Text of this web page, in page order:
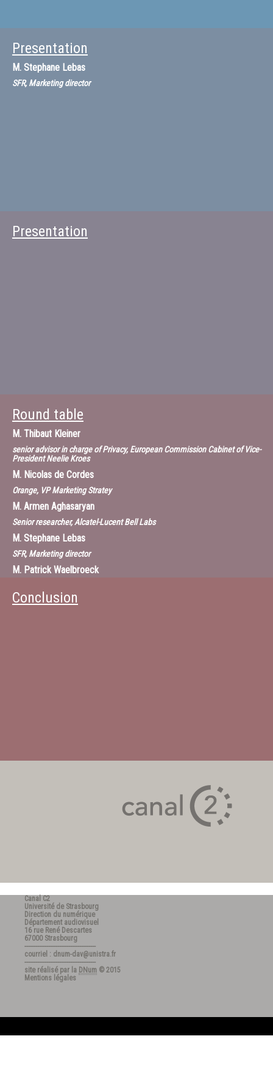
Presentation
M. Stephane Lebas
SFR, Marketing director
Presentation
Round table
M. Thibaut Kleiner
senior advisor in charge of Privacy, European Commission Cabinet of Vice-
President Neelie Kroes
M. Nicolas de Cordes
Orange, VP Marketing Stratey
M. Armen Aghasaryan
Senior researcher, Alcatel-Lucent Bell Labs
M. Stephane Lebas
SFR, Marketing director
M. Patrick Waelbroeck
“Valeurs et politiques des informations personnelles” à l’Institut Mines-
Télécom
Conclusion
Canal C2
Université de Strasbourg
Direction du numérique
Département audiovisuel
16 rue René Descartes
67000 Strasbourg
---------------------------------------
courriel : dnum-dav@unistra.fr
---------------------------------------
site réalisé par la DNum © 2015
Mentions légales